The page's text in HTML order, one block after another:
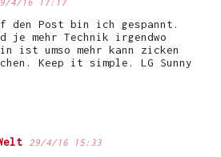
den Post bin ich gespannt.
je mehr Technik irgendwo
ist umso mehr kann zicken
Keep it simple. LG Sunny
29/4/16 15:33